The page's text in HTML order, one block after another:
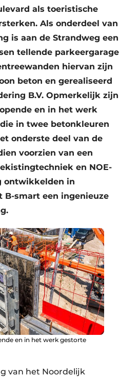
als toeristische
Als onderdeel van
is aan de Strandweg een
tellende parkeergarage
hiervan zijn
beton en gerealiseerd
B.V. Opmerkelijk zijn
en in het werk
in twee betonkleuren
onderste deel van de
voorzien van een
en NOE-
ontwikkelden in
B-smart een ingenieuze
en in het werk gestorte
van het Noordelijk